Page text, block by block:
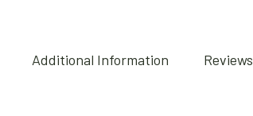
Additional Information Reviews